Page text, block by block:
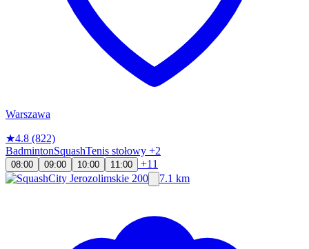
Warszawa
★4.8 (822)
BadmintonSquashTenis stołowy +2
08:00 09:00 10:00 11:00
+11
7.1 km